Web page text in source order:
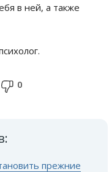
в ней, а также
0
прежние